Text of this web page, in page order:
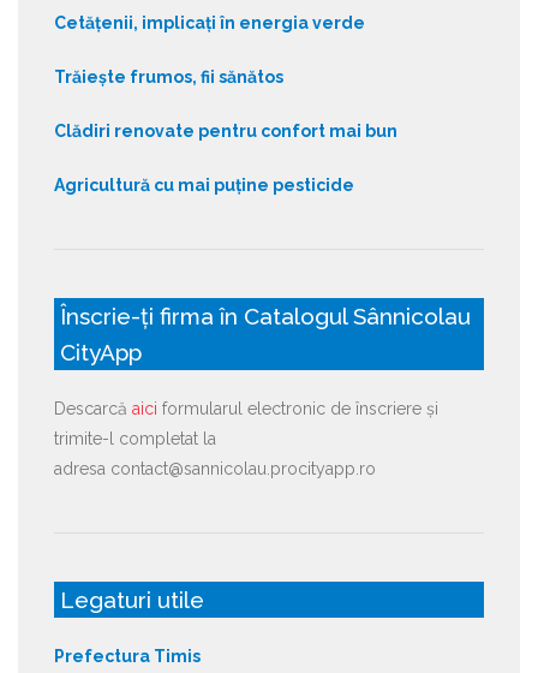
Cetățenii, implicați în energia verde
Trăiește frumos, fii sănătos
Clădiri renovate pentru confort mai bun
Agricultură cu mai puține pesticide
Înscrie-ți firma în Catalogul Sânnicolau
CityApp
Descarcă aici formularul electronic de înscriere și
trimite-l completat la
adresa contact@sannicolau.procityapp.ro
Legaturi utile
Prefectura Timis